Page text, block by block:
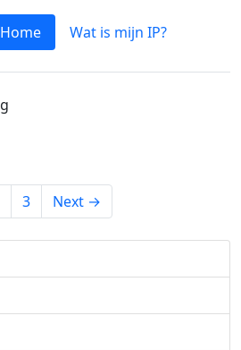
Home Wat is mijn IP?
3 Next →